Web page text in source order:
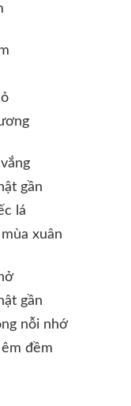
gần
lá
xuân
gần
nỗi nhớ
đềm